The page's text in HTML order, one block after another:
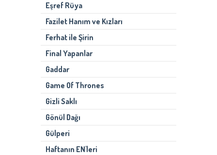
Eşref Rüya
Fazilet Hanım ve Kızları
Ferhat ile Şirin
Final Yapanlar
Gaddar
Game Of Thrones
Gizli Saklı
Gönül Dağı
Gülperi
Haftanın EN'leri